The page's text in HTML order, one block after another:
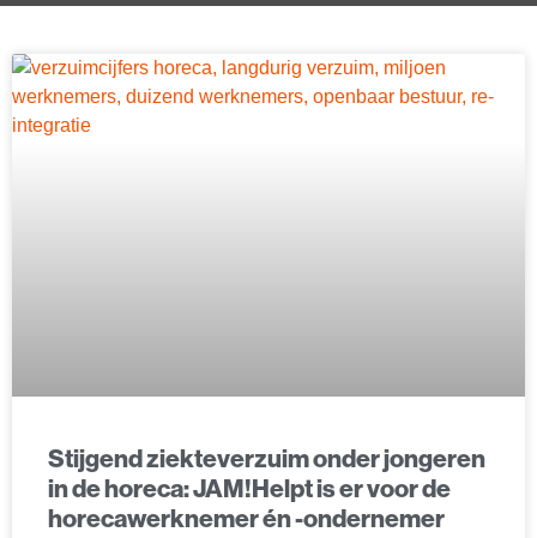
Stijgend ziekteverzuim onder jongeren
in de horeca: JAM!Helpt is er voor de
horecawerknemer én -ondernemer